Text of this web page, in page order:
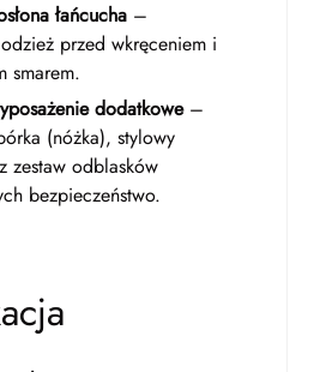
łańcucha –
przed wkręceniem i
smarem.
dodatkowe–
(nóżka), stylowy
zestaw odblasków
bezpieczeństwo.